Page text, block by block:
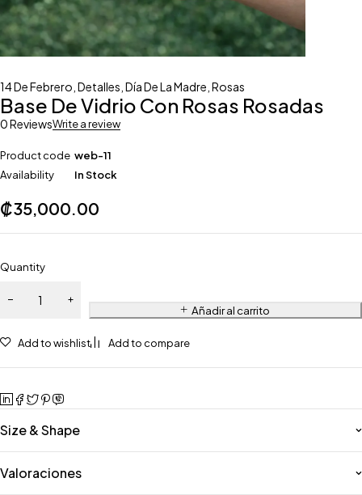
14 De Febrero Detalles Día De La Madre Rosas
Base De Vidrio Con Rosas Rosadas
0 ReviewsWrite a review
Product code web-11
Availability
In Stock
₡35,000.00
Quantity
Añadir al carrito
Add to wishlist Add to compare
Size & Shape
Valoraciones